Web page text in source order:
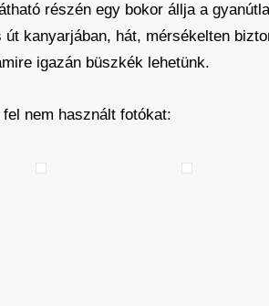
részén egy bokor állja a
kanyarjában, hát, mérsékelten
igazán büszkék lehetünk.
nem használt fotókat: